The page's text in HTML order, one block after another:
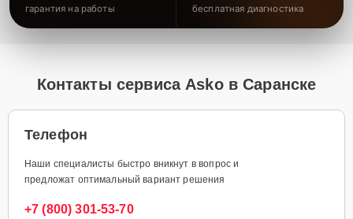
гарантия на работы бесплатная диагностика
Контакты сервиса Asko в Саранске
Телефон
Наши специалисты быстро вникнут в вопрос и
предложат оптимальный вариант решения
+7 (800) 301-53-70